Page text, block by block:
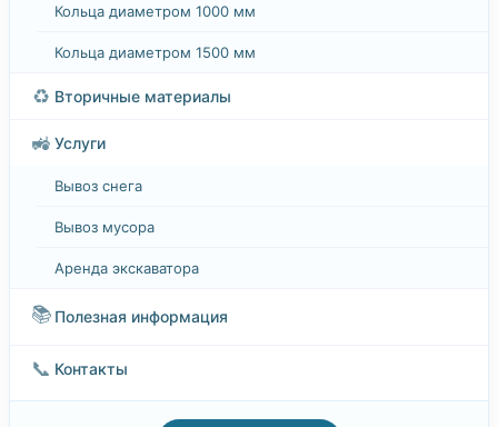
Кольца диаметром 1000 мм
Кольца диаметром 1500 мм
♻️ Вторичные материалы
🚜 Услуги
Вывоз снега
Вывоз мусора
Аренда экскаватора
📚 Полезная информация
📞 Контакты